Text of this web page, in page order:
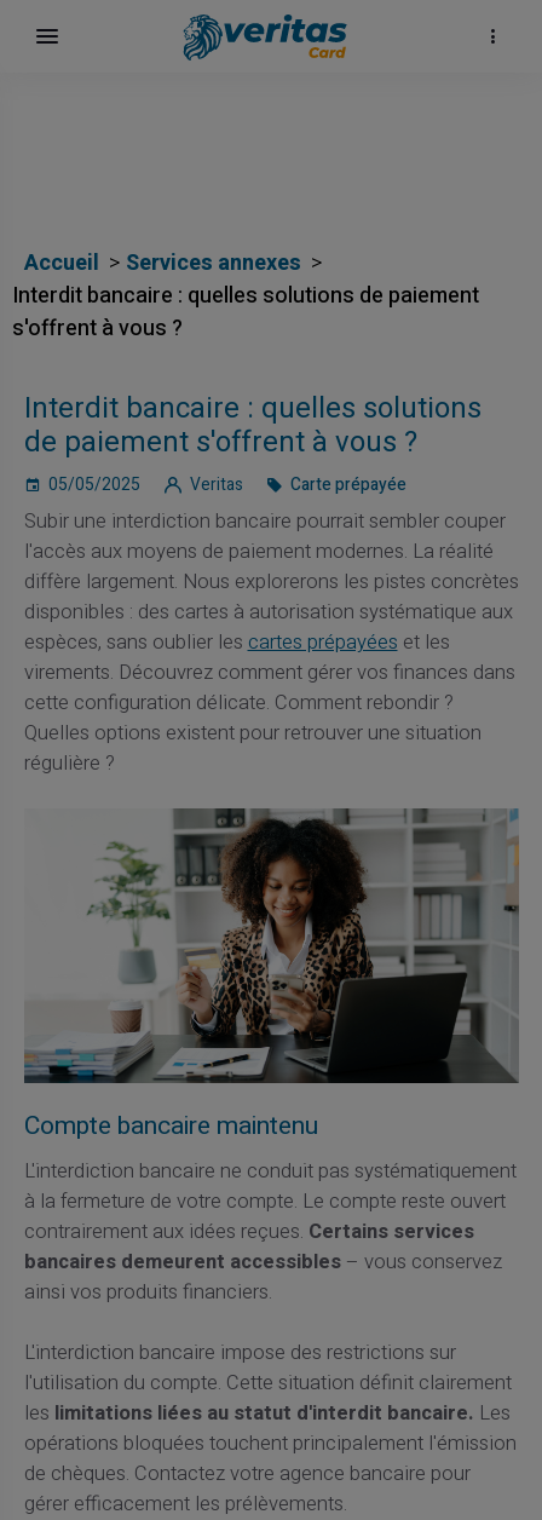
Accueil
Services annexes
Interdit bancaire : quelles solutions de paiement
s'offrent à vous ?
Interdit bancaire : quelles solutions
de paiement s'offrent à vous ?
05/05/2025 Veritas Carte prépayée
Subir une interdiction bancaire pourrait sembler couper
l'accès aux moyens de paiement modernes. La réalité
diffère largement. Nous explorerons les pistes concrètes
disponibles : des cartes à autorisation systématique aux
espèces, sans oublier lescartes prépayéeset les
virements. Découvrez comment gérer vos finances dans
cette configuration délicate. Comment rebondir ?
Quelles options existent pour retrouver une situation
régulière ?
Compte bancaire maintenu
L'interdiction bancaire ne conduit pas systématiquement
à la fermeture de votre compte. Le compte reste ouvert
contrairement aux idées reçues. Certains services
bancaires demeurent accessibles– vous conservez
ainsi vos produits financiers.
L'interdiction bancaire impose des restrictions sur
l'utilisation du compte. Cette situation définit clairement
les limitations liées au statut d'interdit bancaire. Les
opérations bloquées touchent principalement l'émission
de chèques. Contactez votre agence bancaire pour
gérer efficacement les prélèvements.